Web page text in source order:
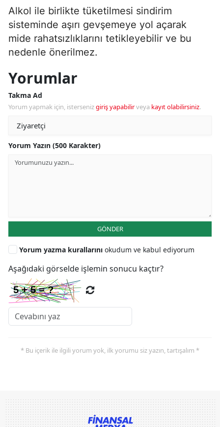
Alkol ile birlikte tüketilmesi sindirim
sisteminde aşırı gevşemeye yol açarak
mide rahatsızlıklarını tetikleyebilir ve bu
nedenle önerilmez.
Yorumlar
Takma Ad
Yorum yapmak için, istersenizgiriş yapabilirveya kayıt olabilirsiniz.
Yorum Yazın (500 Karakter)
GÖNDER
Yorum yazma kurallarını okudum ve kabul ediyorum
Aşağıdaki görselde işlemin sonucu kaçtır?
* Bu içerik ile ilgili yorum yok, ilk yorumu siz yazın, tartışalım *